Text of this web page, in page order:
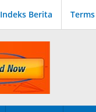
Indeks Berita